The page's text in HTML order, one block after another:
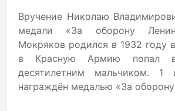
Вручение Николаю
медали «За оборону
Мокряков родился в 1932 году
в Красную Армию попал
десятилетним мальчиком.
награждён медалью «За